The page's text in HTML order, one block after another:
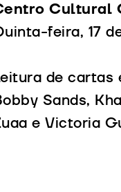
Cultural
feira, 17
de cartas
Sands,
e Victoria